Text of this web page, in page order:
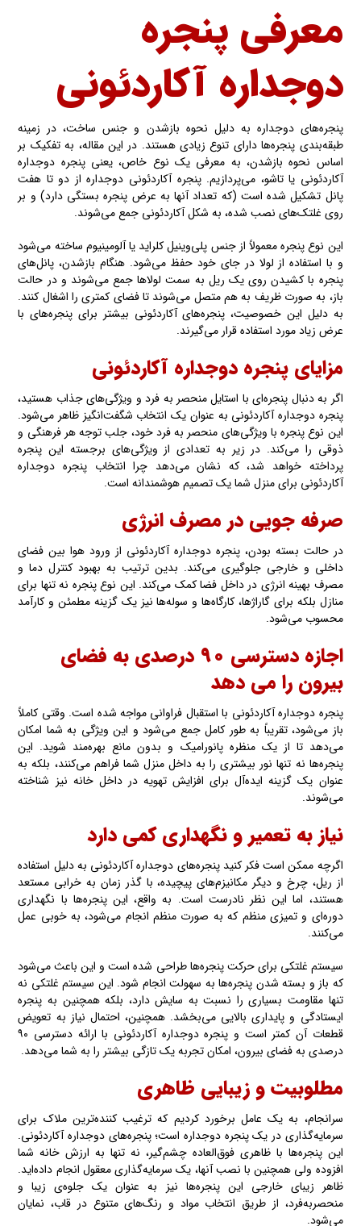
معرفی پنجره
دوجداره آکاردئونی
پنجره‌های دوجداره به دلیل نحوه بازشدن و جنس ساخت، در زمینه
طبقه‌بندی پنجره‌ها دارای تنوع زیادی هستند. در این مقاله، به تفکیک بر
اساس نحوه بازشدن، به معرفی یک نوع خاص، یعنی پنجره دوجداره
آکاردئونی یا تاشو، می‌پردازیم. پنجره آکاردئونی دوجداره از دو تا هفت
پانل تشکیل شده‌ است (که تعداد آنها به عرض پنجره بستگی دارد) و بر
روی غلتک‌های نصب شده‌، به شکل آکاردئونی جمع می‌شوند.
این نوع پنجره معمولاً از جنس پلی‌وینیل کلراید یا آلومینیوم ساخته‌ می‌شود
و با استفاده از لولا در جای خود حفظ می‌شود. هنگام بازشدن، پانل‌های
پنجره با کشیدن‌ روی یک ریل به سمت لولاها جمع می‌شوند و در حالت
باز، به صورت ظریف به هم متصل می‌شوند تا فضای کمتری را اشغال کنند.
به دلیل این خصوصیت، پنجره‌های آکاردئونی بیشتر برای پنجره‌های با
عرض زیاد مورد استفاده قرار می‌گیرند.
مزایای پنجره دوجداره آکاردئونی
اگر به دنبال پنجره‌ای با استایل منحصر به فرد و ویژگی‌های جذاب هستید،
پنجره دوجداره آکاردئونی به عنوان یک انتخاب شگفت‌انگیز ظاهر می‌شود.
این نوع پنجره با ویژگی‌های منحصر به فرد خود، جلب توجه هر فرهنگی و
ذوقی را می‌کند. در زیر به تعدادی از ویژگی‌های برجسته این پنجره
پرداخته‌ خواهد شد، که نشان می‌دهد چرا انتخاب پنجره دوجداره
آکاردئونی برای منزل شما یک تصمیم هوشمندانه است.
صرفه جویی در مصرف انرژی
در حالت بسته‌ بودن، پنجره دوجداره آکاردئونی از ورود هوا بین فضای
داخلی و خارجی جلوگیری می‌کند. بدین ترتیب به بهبود کنترل دما و
مصرف بهینه انرژی در داخل فضا کمک می‌کند. این نوع پنجره نه تنها برای
منازل بلکه برای گاراژها، کارگاه‌ها و سوله‌ها نیز یک گزینه مطمئن و کارآمد
محسوب می‌شود.
اجازه دسترسی ۹۰ درصدی به فضای
بیرون را می دهد
پنجره دوجداره آکاردئونی با استقبال فراوانی مواجه شده‌ است. وقتی کاملاً
باز می‌شود، تقریباً به طور کامل جمع می‌شود و این ویژگی به شما امکان
می‌دهد تا از یک منظره پانورامیک و بدون مانع بهره‌مند شوید. این
پنجره‌ها نه تنها نور بیشتری را به داخل منزل شما فراهم می‌کنند، بلکه به
عنوان یک گزینه ایده‌آل برای افزایش تهویه در داخل خانه نیز شناخته
می‌شوند.
نیاز به تعمیر و نگهداری کمی دارد
اگرچه ممکن است فکر کنید پنجره‌های دوجداره آکاردئونی به دلیل استفاده
از ریل، چرخ و دیگر مکانیزم‌های پیچیده، با گذر زمان به خرابی مستعد
هستند، اما این نظر نادرست است. به واقع، این پنجره‌ها با نگهداری
دوره‌ای و تمیزی منظم که به صورت منظم انجام می‌شود، به خوبی عمل
می‌کنند.
سیستم غلتکی برای حرکت پنجره‌ها طراحی شده است و این باعث می‌شود
که باز و بسته شدن پنجره‌ها به سهولت انجام شود. این سیستم غلتکی نه
تنها مقاومت بسیاری را نسبت به سایش دارد، بلکه همچنین به پنجره
ایستادگی و پایداری بالایی می‌بخشد. همچنین، احتمال نیاز به تعویض
قطعات آن کمتر است و پنجره دوجداره آکاردئونی با ارائه دسترسی ۹۰
درصدی به فضای بیرون، امکان تجربه یک تازگی بیشتر را به شما می‌دهد.
مطلوبیت و زیبایی ظاهری
سرانجام، به یک عامل برخورد کردیم که ترغیب کننده‌ترین ملاک برای
سرمایه‌گذاری در یک پنجره دوجداره است؛ پنجره‌های دوجداره آکاردئونی.
این پنجره‌ها با ظاهری فوق‌العاده چشم‌گیر، نه تنها به ارزش خانه شما
افزوده ولی همچنین با نصب آنها، یک سرمایه‌گذاری معقول انجام داده‌اید.
ظاهر زیبای خارجی این پنجره‌ها نیز به عنوان یک جلوه‌ی زیبا و
منحصربه‌فرد، از طریق انتخاب مواد و رنگ‌های متنوع در قاب، نمایان
می‌شود.